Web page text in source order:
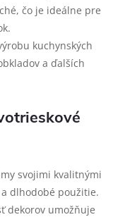
čo je ideálne pre
kuchynských
a ďalších
svojimi kvalitnými
dlhodobé použitie.
dekorov umožňuje